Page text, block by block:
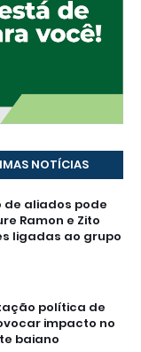
NOTÍCIAS
aliados pode
Ramon e Zito
ligadas ao grupo
política de
impacto no
baiano